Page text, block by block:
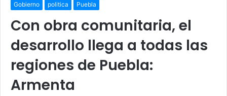
Gobierno politica Puebla
Con obra comunitaria, el
desarrollo llega a todas las
regiones de Puebla:
Armenta